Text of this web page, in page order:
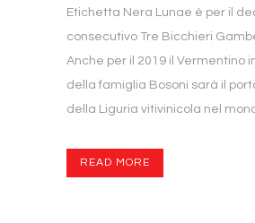
Etichetta Nera Lunae è per il
consecutivo Tre Bicchieri
Anche per il 2019 il Vermentino
della famiglia Bosoni sarà il
della Liguria vitivinicola nel
READ MORE